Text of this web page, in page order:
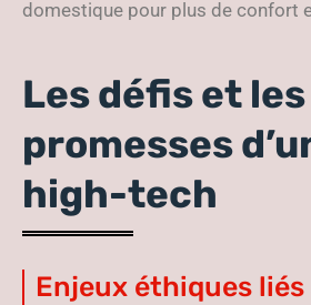
domestique pour plus de confort
Les défis et les
promesses
high-tech
Enjeux éthiques liés